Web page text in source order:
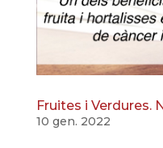
Fruites i Verdures.
10 gen. 2022